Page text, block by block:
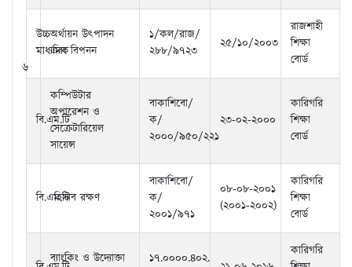
৬
উচ্চ
মাধ্যমিক
অর্থায়ন উৎপাদন
এবং বিপনন
১/কল/রাজ/
২৮৮/৯৭২৩
২৫/১০/২০০৩
রাজশাহী
শিক্ষা
বোর্ড
বি.এম.টি
কম্পিউটার
অপারেশন ও
সেক্রেটারিয়েল
সায়েন্স
বাকাশিবো/
ক/
২০০০/৯৫০/২২১
২৩-০২-২০০০
কারিগরি
শিক্ষা
বোর্ড
বি.এম.টি
হিসাব রক্ষণ
বাকাশিবো/
ক/
২০০১/৯৭১
০৮-০৮-২০০১
(২০০১-২০০২)
কারিগরি
শিক্ষা
বোর্ড
ব্যাংকিং ও উদ্যোক্তা ১৭.০০০০.৪০২.
কারিগরি